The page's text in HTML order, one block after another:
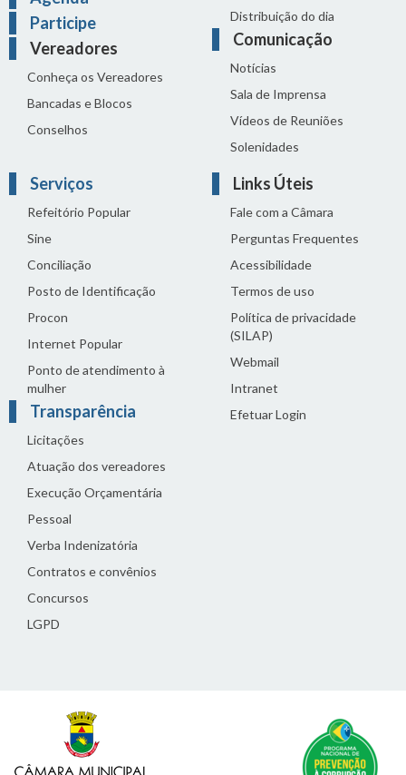
Participe
Vereadores
Conheça os Vereadores
Bancadas e Blocos
Conselhos
Distribuição do dia
Comunicação
Notícias
Sala de Imprensa
Vídeos de Reuniões
Solenidades
Serviços
Refeitório Popular
Sine
Conciliação
Posto de Identificação
Procon
Internet Popular
Ponto de atendimento à
mulher
Transparência
Licitações
Atuação dos vereadores
Execução Orçamentária
Pessoal
Verba Indenizatória
Contratos e convênios
Concursos
LGPD
Links Úteis
Fale com a Câmara
Perguntas Frequentes
Acessibilidade
Termos de uso
Política de privacidade
(SILAP)
Webmail
Intranet
Efetuar Login